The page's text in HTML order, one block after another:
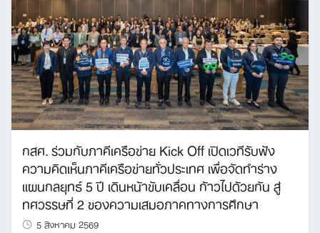
กสศ. ร่วมกับภาคีเครือข่าย Kick Off เปิดเวทีรับฟัง
ความคิดเห็นภาคีเครือข่ายทั่วประเทศ เพื่อจัดทำร่าง
แผนกลยุทธ์ 5 ปี เดินหน้าขับเคลื่อน ก้าวไปด้วยกัน สู่
ทศวรรษที่ 2 ของความเสมอภาคทางการศึกษา
5 สิงหาคม 2569